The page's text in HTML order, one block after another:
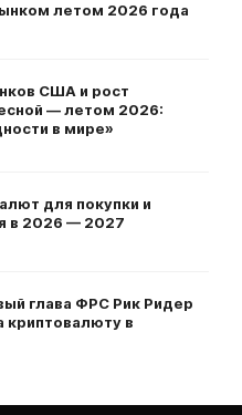
летом 2026 года
США и рост
— летом 2026:
в мире»
для покупки и
в 2026 — 2027
глава ФРС Рик Ридер
криптовалюту в